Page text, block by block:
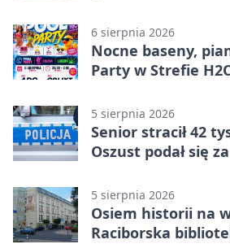
6 sierpnia 2026
Nocne baseny,
Party w Strefie
5 sierpnia 2026
Senior stracił 42
Oszust podał się
5 sierpnia 2026
Osiem historii na
Raciborska